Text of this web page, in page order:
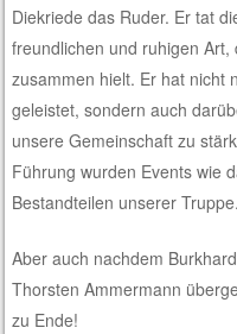
Diekriede das Ruder. Er tat
freundlichen und ruhigen
zusammen hielt. Er hat nicht
geleistet, sondern auch
unsere Gemeinschaft zu
Führung wurden Events wie
Bestandteilen unserer Truppe.
Aber auch nachdem
Thorsten Ammermann
zu Ende!